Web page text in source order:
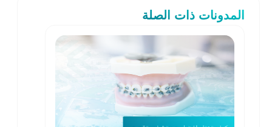
المدونات ذات الصلة